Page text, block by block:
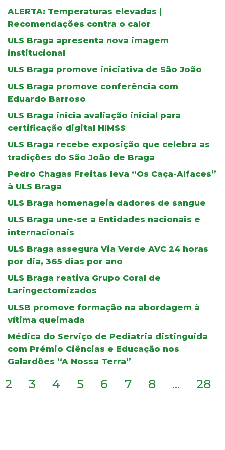
ALERTA: Temperaturas elevadas |
Recomendações contra o calor
ULS Braga apresenta nova imagem
institucional
ULS Braga promove iniciativa de São João
ULS Braga promove conferência com
Eduardo Barroso
ULS Braga inicia avaliação inicial para
certificação digital HIMSS
ULS Braga recebe exposição que celebra as
tradições do São João de Braga
Pedro Chagas Freitas leva “Os Caça-Alfaces”
à ULS Braga
ULS Braga homenageia dadores de sangue
ULS Braga une-se a Entidades nacionais e
internacionais
ULS Braga assegura Via Verde AVC 24 horas
por dia, 365 dias por ano
ULS Braga reativa Grupo Coral de
Laringectomizados
ULSB promove formação na abordagem à
vítima queimada
Médica do Serviço de Pediatria distinguida
com Prémio Ciências e Educação nos
Galardões “A Nossa Terra”
2 3 4 5 6 7 8 ... 28